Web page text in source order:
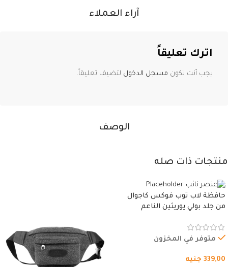
الوصف
آراء العملاء
اترك تعليقاً
يجب أنت تكون مسجل الدخول لتضيف تعليقاً.
منتجات ذات صله
حافظة لاب توب فوكس كاجوال
من جلد بولي يوريثين الناعم
وسوستة.
متوفر في المخزون
339,00 جنيه